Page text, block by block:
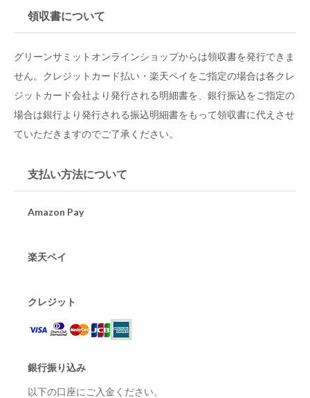
領収書について
グリーンサミットオンラインショップからは領収書を発行できま
せん。クレジットカード払い・楽天ペイをご指定の場合は各クレ
ジットカード会社より発行される明細書を、銀行振込をご指定の
場合は銀行より発行される振込明細書をもって領収書に代えさせ
ていただきますのでご了承ください。
支払い方法について
Amazon Pay
楽天ペイ
クレジット
銀行振り込み
以下の口座にご入金ください。